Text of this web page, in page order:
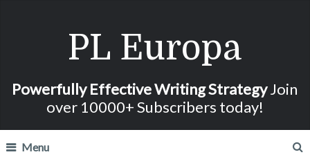
PL Europa
Powerfully Effective Writing StrategyJoin
over 10000+ Subscribers today!
Menu